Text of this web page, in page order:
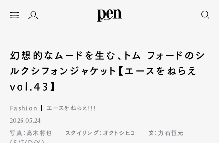
幻想的なムードを生む、トム フォードのシ
ルクシフォンジャケット【エースをねらえ
vol.43】
Fashion エースをねらえ!!!
2026.05.24
写真：高木将也
スタイリング：オクトシヒロ
文：力石恒元